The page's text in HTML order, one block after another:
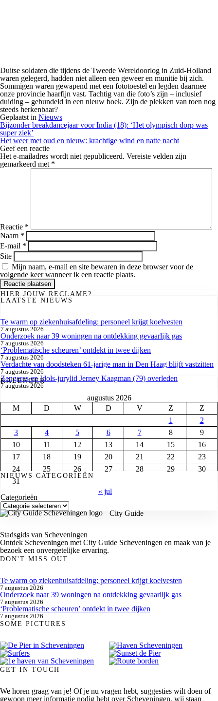
Duitse soldaten die tijdens de Tweede Wereldoorlog in Zuid-Holland
waren gelegerd, hadden niet alleen een geweer en munitie bij zich.
Sommigen waren gewapend met een fototoestel en legden daarmee
onze provincie haarfijn vast. Tachtig van die foto’s zijn – inclusief
duiding – gebundeld in een nieuw boek. Zijn de plekken van toen nog
steeds herkenbaar?
Geplaatst in Nieuws
Berichtnavigatie
Bijzonder breakdancejaar voor India (18): ‘Het olympisch dorp was
super ziek’
Het weer met oud en nieuw: krachtige wind en natte nacht
Geef een reactie
Het e-mailadres wordt niet gepubliceerd. Vereiste velden zijn
gemarkeerd met *
Reactie *
Naam *
E-mail *
Site
Mijn naam, e-mail en site bewaren in deze browser voor de
volgende keer wanneer ik een reactie plaats.
HIER JOUW RECLAME?
LAATSTE NIEUWS
Te warm op ziekenhuisafdeling: personeel krijgt koelvesten
7 augustus 2026
Onderzoek naar 39 woningen na ontdekking gevaarlijk gas
7 augustus 2026
‘Problematische scheuren’ ontdekt in twee dijken
7 augustus 2026
Verdachte van doodsteken 61-jarige man in Den Haag blijft vastzitten
7 augustus 2026
Zangeres en Idols-jurylid Jerney Kaagman (79) overleden
7 augustus 2026
KALENDER
augustus 2026
M
D W D V Z
Z
1
2
3
4 5 6 7 8
9
10
11 12 13 14 15
16
17
18 19 20 21 22
23
24
25 26 27 28 29
30
31
« jul
NIEUWS CATEGORIEËN
Categorieën
City Guide
Stadsgids van Scheveningen
Ontdek Scheveningen met City Guide Scheveningen en maak van je
bezoek een onvergetelijke ervaring.
DON'T MISS OUT
Te warm op ziekenhuisafdeling: personeel krijgt koelvesten
7 augustus 2026
Onderzoek naar 39 woningen na ontdekking gevaarlijk gas
7 augustus 2026
‘Problematische scheuren’ ontdekt in twee dijken
7 augustus 2026
SOME PICTURES
GET IN TOUCH
We horen graag van je! Of je nu vragen hebt, suggesties wilt doen of
gewoon meer informatie nodig hebt over Scheveningen, wij staan